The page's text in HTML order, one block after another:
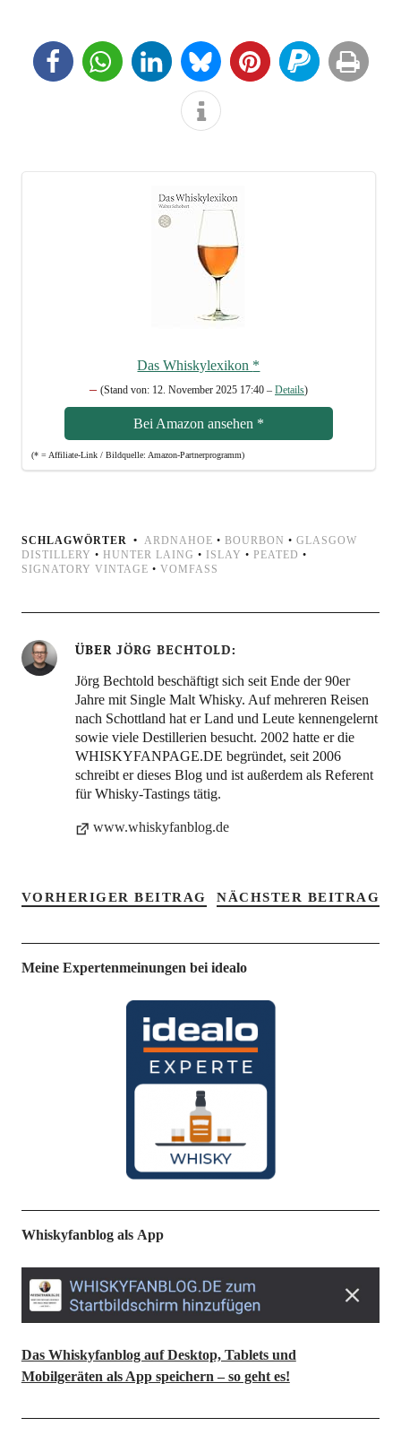
Das Whis­ky­le­xi­kon *
– (Stand von: 12. Novem­ber 2025 17:40 – Details)
Bei Ama­zon anse­hen *
(* = Affi­lia­te-Link / Bild­quel­le: Amazon-Partnerprogramm)
SCHLAGWÖRTER ARDNAHOE • BOURBON • GLASGOW
DISTILLERY • HUNTER LAING • ISLAY • PEATED •
SIGNATORY VINTAGE • VOMFASS
ÜBER JÖRG BECHTOLD
Jörg Bechtold beschäftigt sich seit Ende der 90er
Jahre mit Single Malt Whisky. Auf mehreren Reisen
nach Schottland hat er Land und Leute kennengelernt
sowie viele Destillerien besucht. 2002 hatte er die
WHISKYFANPAGE.DE begründet, seit 2006
schreibt er dieses Blog und ist außerdem als Referent
für Whisky-Tastings tätig.
www.whiskyfanblog.de
VORHERIGER BEITRAG NÄCHSTER BEITRAG
Meine Expertenmeinungen bei idealo
Whiskyfanblog als App
Das Whiskyfanblog auf Desktop, Tablets und
Mobilgeräten als App speichern – so geht es!